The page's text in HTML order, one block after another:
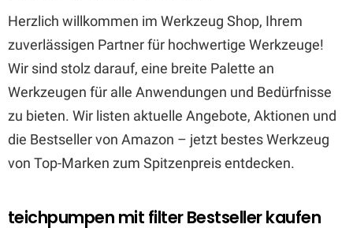
Herzlich willkommen im Werkzeug Shop, Ihrem
zuverlässigen Partner für hochwertige Werkzeuge!
Wir sind stolz darauf, eine breite Palette an
Werkzeugen für alle Anwendungen und Bedürfnisse
zu bieten. Wir listen aktuelle Angebote, Aktionen und
die Bestseller von Amazon – jetzt bestes Werkzeug
von Top-Marken zum Spitzenpreis entdecken.
teichpumpen mit filter Bestseller kaufen